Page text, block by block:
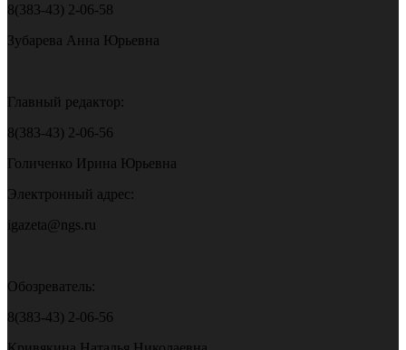
8(383-43) 2-06-58
Зубарева Анна Юрьевна
Главный редактор:
8(383-43) 2-06-56
Голиченко Ирина Юрьевна
Электронный адрес:
igazeta@ngs.ru
Обозреватель:
8(383-43) 2-06-56